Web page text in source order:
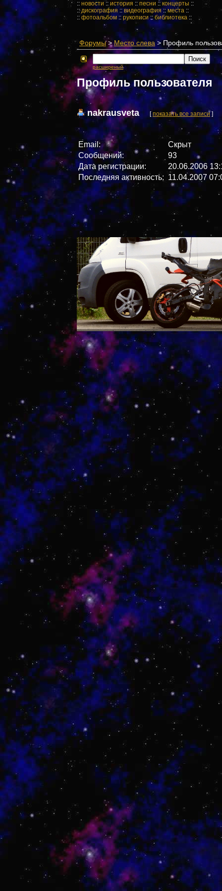
:: новости :: история :: песни :: концерты ::
::дискография :: видеография ::места ::
:: фотоальбом::рукописи::библиотека ::
Форумы>Место слева> Профиль
расширеный
Профиль пользователя
nakrausveta [показать все записи]
Email:
Скрыт
Сообщений:
93
Дата регистрации:
20.06.2006
Последняя активность: 11.04.2007